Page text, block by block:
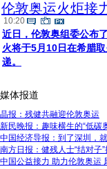
伦敦奥运火炬接
10:20
近日，伦敦奥组委公布
火将于5月10日在希腊
递。
媒体报道
晶报：残健共融迎伦敦奥运
新民晚报：趣味横生的“低碳
中国经济导报：到了深圳，
南方日报：健残人士“结对子
中国公益接力 助力伦敦奥运